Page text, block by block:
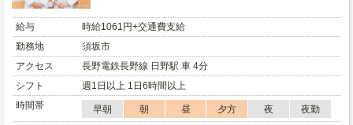
給与
時給1061円+交通費支給
勤務地
須坂市
アクセス
長野電鉄長野線 日野駅 車 4分
シフト
週1日以上 1日6時間以上
時間帯
早朝 朝 昼 夕方 夜
夜勤